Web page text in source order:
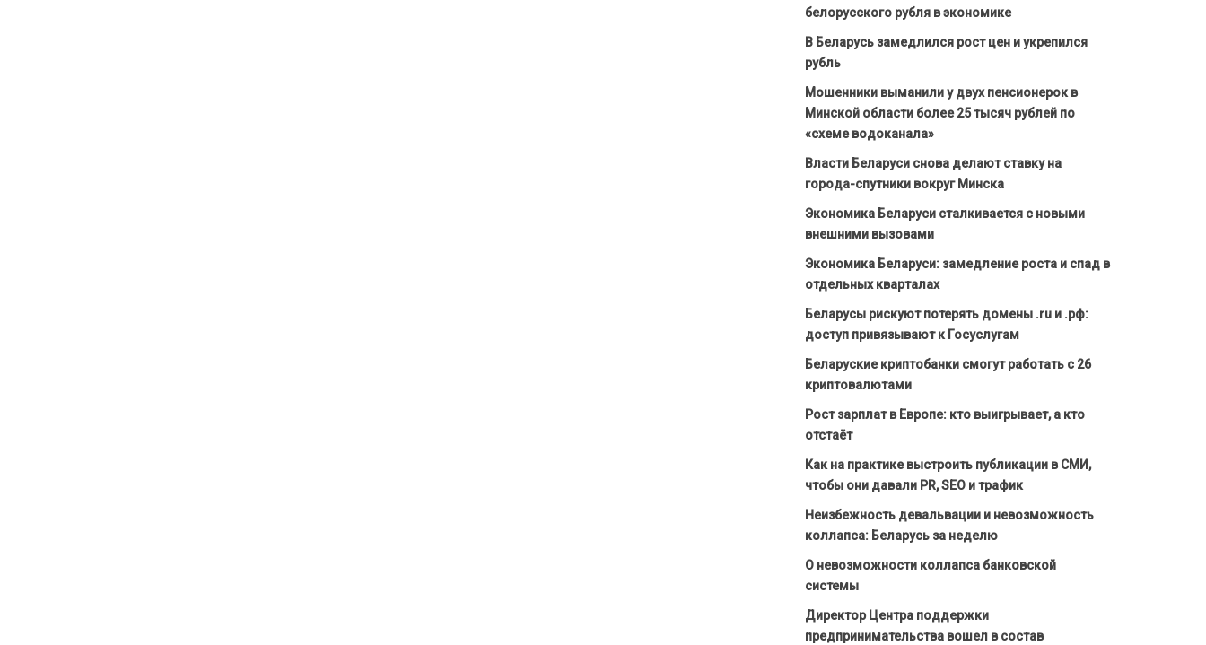
белорусского рубля в экономике
В Беларусь замедлился рост цен и укрепился
рубль
Мошенники выманили у двух пенсионерок в
Минской области более 25 тысяч рублей по
«схеме водоканала»
Власти Беларуси снова делают ставку на
города-спутники вокруг Минска
Экономика Беларуси сталкивается с новыми
внешними вызовами
Экономика Беларуси: замедление роста и спад в
отдельных кварталах
Беларусы рискуют потерять домены .ru и .рф:
доступ привязывают к Госуслугам
Беларуские криптобанки смогут работать с 26
криптовалютами
Рост зарплат в Европе: кто выигрывает, а кто
отстаёт
Как на практике выстроить публикации в СМИ,
чтобы они давали PR, SEO и трафик
Неизбежность девальвации и невозможность
коллапса: Беларусь за неделю
О невозможности коллапса банковской
системы
Директор Центра поддержки
предпринимательства вошел в состав